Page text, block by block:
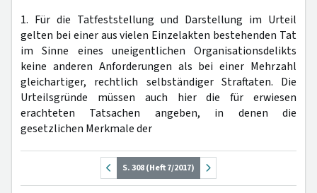
1. Für die Tatfeststellung und Darstellung im Urteil
gelten bei einer aus vielen Einzelakten bestehenden Tat
im Sinne eines uneigentlichen Organisationsdelikts
keine anderen Anforderungen als bei einer Mehrzahl
gleichartiger, rechtlich selbständiger Straftaten. Die
Urteilsgründe müssen auch hier die für erwiesen
erachteten Tatsachen angeben, in denen die
gesetzlichen Merkmale der
S. 308 (Heft 7/2017)